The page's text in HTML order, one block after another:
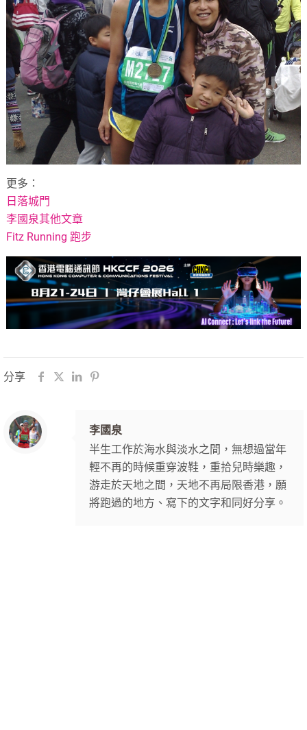
更多：
日落城門
李國泉其他文章
Fitz Running 跑步
分享
李國泉
半生工作於海水與淡水之間，無想過當年
輕不再的時候重穿波鞋，重拾兒時樂趣，
游走於天地之間，天地不再局限香港，願
將跑過的地方、寫下的文字和同好分享。